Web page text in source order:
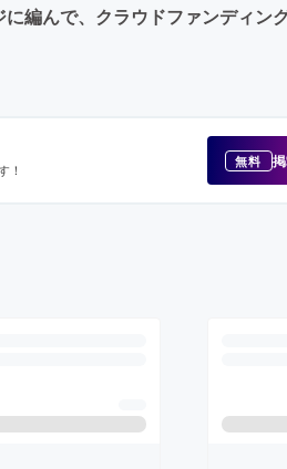
編んで、クラウドファンディン
！ 無料